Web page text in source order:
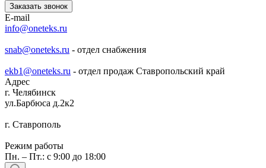
Заказать звонок
E-mail
info@oneteks.ru
snab@oneteks.ru - отдел снабжения
ekb1@oneteks.ru - отдел продаж Ставропольский край
Адрес
г. Челябинск
ул.Барбюса д.2к2
г. Ставрополь
Режим работы
Пн. – Пт.: с 9:00 до 18:00